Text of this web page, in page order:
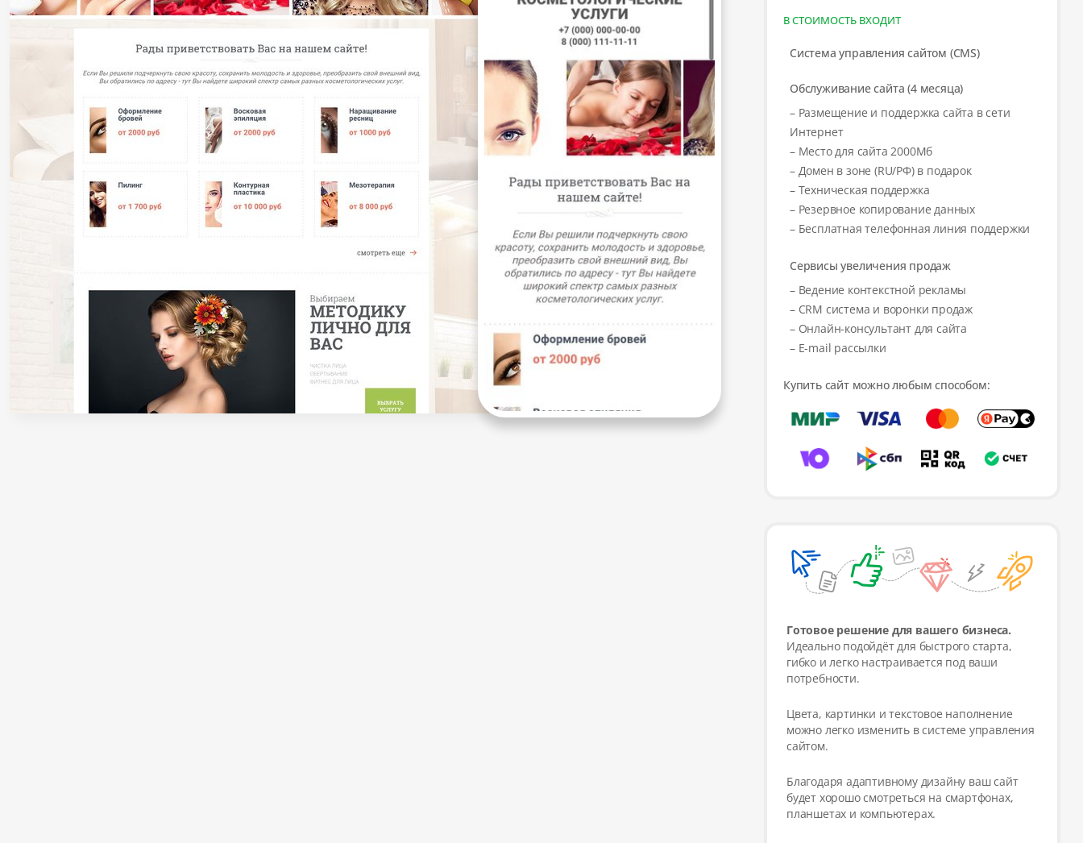
В СТОИМОСТЬ ВХОДИТ
Система управления сайтом (CMS)
Обслуживание сайта (4 месяца)
– Размещение и поддержка сайта в сети
Интернет
– Место для сайта 2000Мб
– Домен в зоне (RU/РФ) в подарок
– Техническая поддержка
– Резервное копирование данных
– Бесплатная телефонная линия поддержки
Сервисы увеличения продаж
– Ведение контекстной рекламы
– CRM система и воронки продаж
– Онлайн-консультант для сайта
– E-mail рассылки
Купить сайт можно любым способом:
Готовое решение для вашего бизнеса.
Идеально подойдёт для быстрого старта,
гибко и легко настраивается под ваши
потребности.
Цвета, картинки и текстовое наполнение
можно легко изменить в системе управления
сайтом.
Благодаря адаптивному дизайну ваш сайт
будет хорошо смотреться на смартфонах,
планшетах и компьютерах.